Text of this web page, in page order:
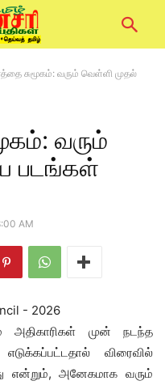
சுமூகம்: வரும் வெள்ளி முதல்
வரும்
படங்கள்
AM
அதிகாரிகள் முன் நடந்த
எடுக்கப்பட்டதால் விரைவில்
என்றும், அனேகமாக வரும்